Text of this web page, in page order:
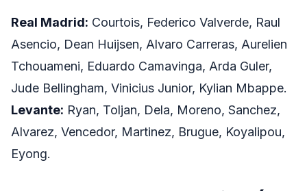
Real Madrid: Courtois, Federico Valverde, Raul
Asencio, Dean Huijsen, Alvaro Carreras, Aurelien
Tchouameni, Eduardo Camavinga, Arda Guler,
Jude Bellingham, Vinicius Junior, Kylian Mbappe.
Levante: Ryan, Toljan, Dela, Moreno, Sanchez,
Alvarez, Vencedor, Martinez, Brugue, Koyalipou,
Eyong.